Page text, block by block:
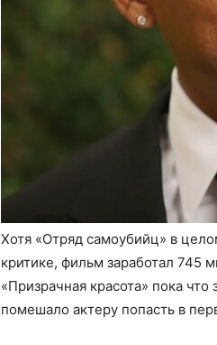
Хотя «Отряд самоубийц» в
критике, фильм заработал 745
«Призрачная красота» пока
помешало актеру попасть в